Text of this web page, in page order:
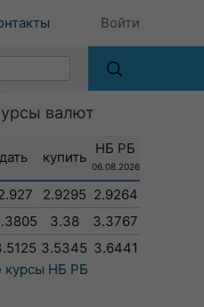
Войти
валют
купить
НБ РБ
06.08.2026
2.9295 2.9264
3.38
3.3767
3.5345 3.6441
курсы НБ РБ